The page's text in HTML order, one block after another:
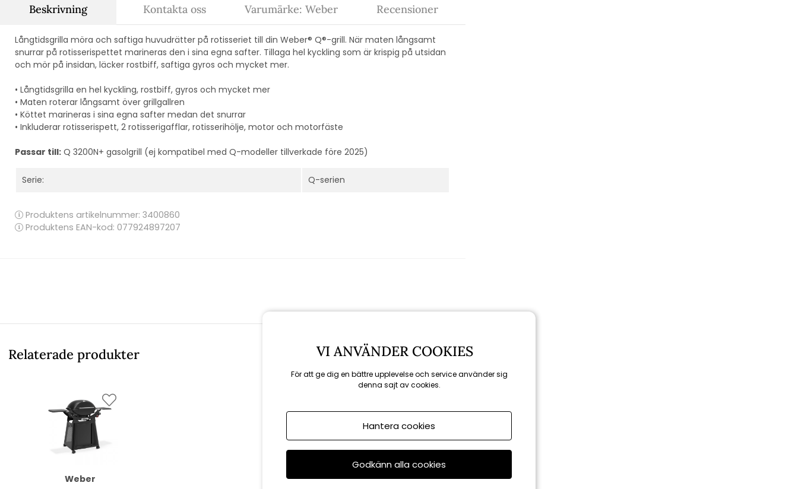
Beskrivning
Långtidsgrilla möra och saftiga huvudrätter på rotisseriet till din Weber® Q®-grill. När maten långsamt
snurrar på rotisserispettet marineras den i sina egna safter. Tillaga hel kyckling som är krispig på utsidan
och mör på insidan, läcker rostbiff, saftiga gyros och mycket mer.
• Långtidsgrilla en hel kyckling, rostbiff, gyros och mycket mer
• Maten roterar långsamt över grillgallren
• Köttet marineras i sina egna safter medan det snurrar
• Inkluderar rotisserispett, 2 rotisserigafflar, rotisserihölje, motor och motorfäste
Passar till: Q 3200N+ gasolgrill (ej kompatibel med Q-modeller tillverkade före 2025)
Serie: Q-serien
Produktens artikelnummer: 3400860
Produktens EAN-kod: 077924897207
Kontakta oss Varumärke: Weber Recensioner
Relaterade produkter
Weber
VI ANVÄNDER COOKIES
För att ge dig en bättre upplevelse och service använder sig
denna sajt av cookies.
Hantera cookies
Godkänn alla cookies